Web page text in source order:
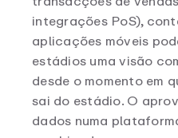
integrações PoS),
aplicações móveis
estádios uma visão
desde o momento em
sai do estádio. O
dados numa